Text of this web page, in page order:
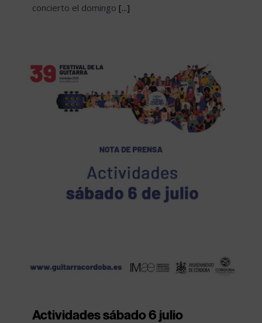
concierto el domingo [...]
Actividades sábado 6 julio